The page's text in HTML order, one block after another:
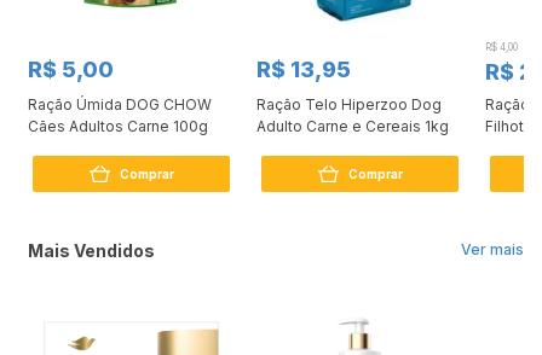
R$ 5,00
Ração Úmida DOG CHOW
Cães Adultos Carne 100g
Comprar
R$ 13,95
Ração Telo Hiperzoo Dog
Adulto Carne e Cereais 1kg
Comprar
R$ 4,00
R$
Ração
Ver mais
Mais Vendidos